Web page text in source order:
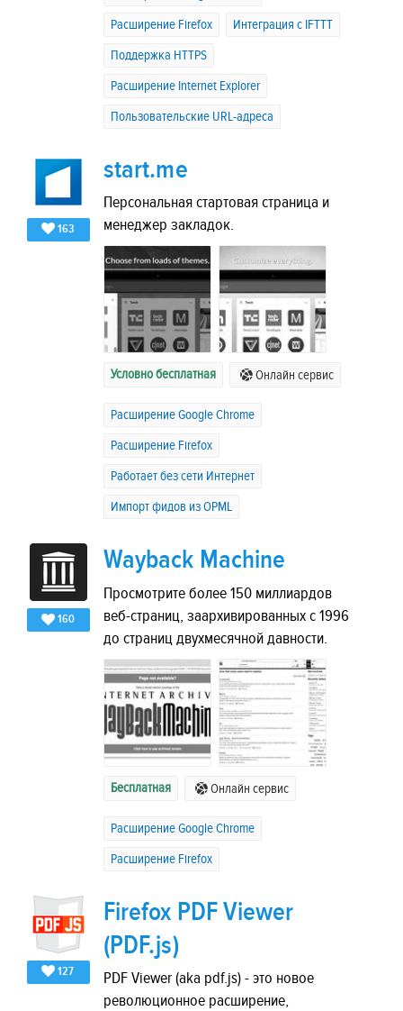
Расширение Firefox
Интеграция с IFTTT
Поддержка HTTPS
Расширение Internet Explorer
Пользовательские URL-адреса
163
start.me
Персональная стартовая страница и
менеджер закладок.
Условно бесплатная Онлайн сервис
Расширение Google Chrome
Расширение Firefox
Работает без сети Интернет
Импорт фидов из OPML
160
Wayback Machine
Просмотрите более 150 миллиардов
веб-страниц, заархивированных с 1996
до страниц двухмесячной давности.
Бесплатная Онлайн сервис
Расширение Google Chrome
Расширение Firefox
127
Firefox PDF Viewer
(PDF.js)
PDF Viewer (aka pdf.js) - это новое
революционное расширение,